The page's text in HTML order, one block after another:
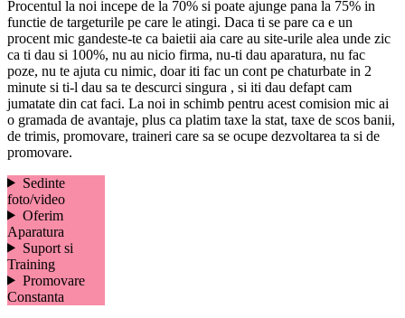
Procentul la noi incepe de la 70% si poate ajunge pana la 75% in
functie de targeturile pe care le atingi. Daca ti se pare ca e un
procent mic gandeste-te ca baietii aia care au site-urile alea unde zic
ca ti dau si 100%, nu au nicio firma, nu-ti dau aparatura, nu fac
poze, nu te ajuta cu nimic, doar iti fac un cont pe chaturbate in 2
minute si ti-l dau sa te descurci singura , si iti dau defapt cam
jumatate din cat faci. La noi in schimb pentru acest comision mic ai
o gramada de avantaje, plus ca platim taxe la stat, taxe de scos banii,
de trimis, promovare, traineri care sa se ocupe dezvoltarea ta si de
promovare.
Sedinte
foto/video
Oferim
Aparatura
Suport si
Training
Promovare
Constanta